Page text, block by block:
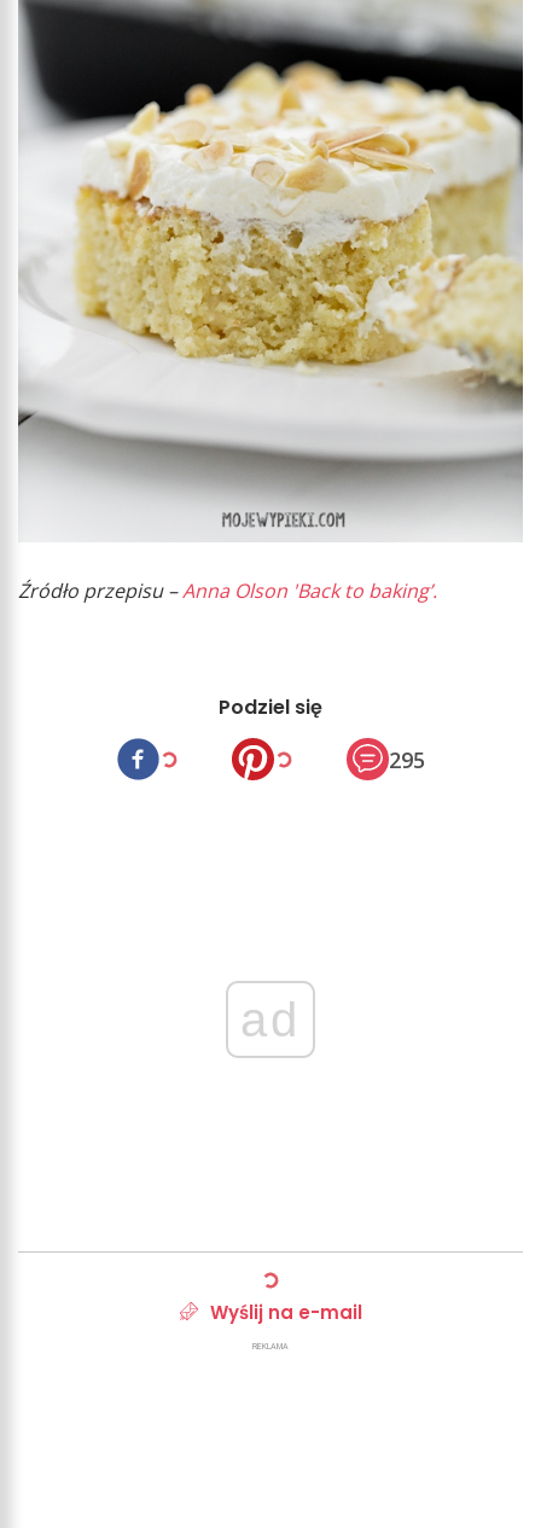
Źródło przepisu –Anna Olson 'Back to baking’.
Podziel się
295
ad
Wyślij na e-mail
REKLAMA